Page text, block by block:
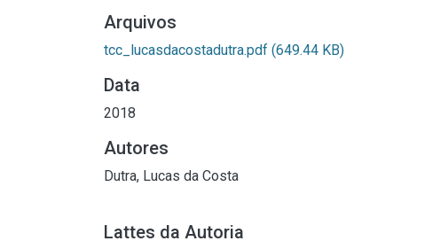
Arquivos
tcc_lucasdacostadutra.pdf (649.44 KB)
Data
2018
Autores
Dutra, Lucas da Costa
Lattes da Autoria